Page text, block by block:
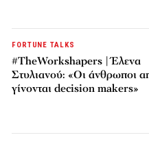
FORTUNE TALKS
#TheWorkshapers | Έλενα
Στυλιανού: «Οι άνθρωποι
γίνονται decision makers»